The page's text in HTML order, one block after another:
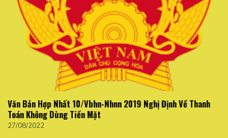
Văn Bản Hợp Nhất 10/Vbhn-Nhnn 2019 Nghị Định Về Thanh
Toán Không Dùng Tiền Mặt
27/08/2022